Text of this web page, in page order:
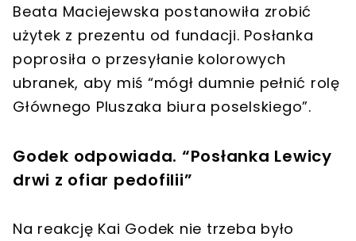
Beata Maciejewska postanowiła zrobić
użytek z prezentu od fundacji. Posłanka
poprosiła o przesyłanie kolorowych
ubranek, aby miś “mógł dumnie pełnić rolę
Głównego Pluszaka biura poselskiego”.
Godek odpowiada. “Posłanka Lewicy
drwi z ofiar pedofilii”
Na reakcję Kai Godek nie trzeba było